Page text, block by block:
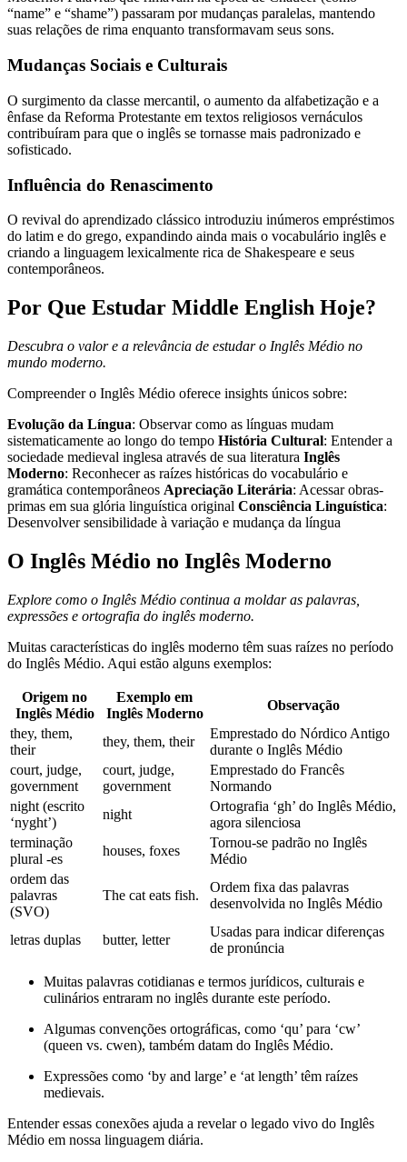
“name” e “shame”) passaram por mudanças paralelas, mantendo
suas relações de rima enquanto transformavam seus sons.
Mudanças Sociais e Culturais
O surgimento da classe mercantil, o aumento da alfabetização e a
ênfase da Reforma Protestante em textos religiosos vernáculos
contribuíram para que o inglês se tornasse mais padronizado e
sofisticado.
Influência do Renascimento
O revival do aprendizado clássico introduziu inúmeros empréstimos
do latim e do grego, expandindo ainda mais o vocabulário inglês e
criando a linguagem lexicalmente rica de Shakespeare e seus
contemporâneos.
Por Que Estudar Middle English Hoje?
Descubra o valor e a relevância de estudar o Inglês Médio no
mundo moderno.
Compreender o Inglês Médio oferece insights únicos sobre:
Evolução da Língua: Observar como as línguas mudam
sistematicamente ao longo do tempo História Cultural: Entender a
sociedade medieval inglesa através de sua literatura Inglês
Moderno: Reconhecer as raízes históricas do vocabulário e
gramática contemporâneos Apreciação Literária: Acessar obras-
primas em sua glória linguística original Consciência Linguística:
Desenvolver sensibilidade à variação e mudança da língua
O Inglês Médio no Inglês Moderno
Explore como o Inglês Médio continua a moldar as palavras,
expressões e ortografia do inglês moderno.
Muitas características do inglês moderno têm suas raízes no período
do Inglês Médio. Aqui estão alguns exemplos:
Origem no
Inglês Médio
Exemplo em
Inglês Moderno
Observação
they, them,
their
they, them, their
Emprestado do Nórdico Antigo
durante o Inglês Médio
court, judge,
government
court, judge,
government
Emprestado do Francês
Normando
night (escrito
‘nyght’)
night
Ortografia ‘gh’ do Inglês Médio,
agora silenciosa
terminação
plural -es
houses, foxes
Tornou-se padrão no Inglês
Médio
ordem das
palavras
(SVO)
The cat eats fish.
Ordem fixa das palavras
desenvolvida no Inglês Médio
letras duplas butter, letter
Usadas para indicar diferenças
de pronúncia
Muitas palavras cotidianas e termos jurídicos, culturais e
culinários entraram no inglês durante este período.
Algumas convenções ortográficas, como ‘qu’ para ‘cw’
(queen vs. cwen), também datam do Inglês Médio.
Expressões como ‘by and large’ e ‘at length’ têm raízes
medievais.
Entender essas conexões ajuda a revelar o legado vivo do Inglês
Médio em nossa linguagem diária.